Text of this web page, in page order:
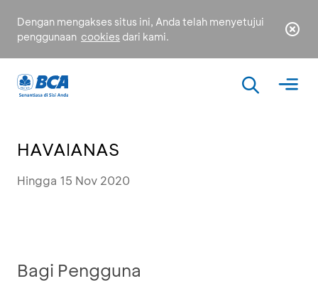
Dengan mengakses situs ini, Anda telah menyetujui
penggunaan cookies dari kami.
HAVAIANAS
Hingga 15 Nov 2020
Bagi Pengguna